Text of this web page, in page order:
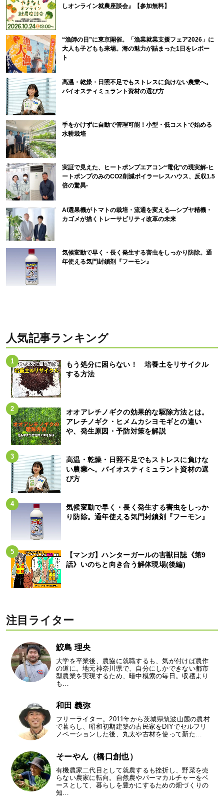
しオンライン就農座談会』【参加無料】
“漁師の日”に東京開催。「漁業就業支援フェア2026」に
大人も子どもも来場。海の魅力が詰まった1日をレポー
ト
高温・乾燥・日照不足でもストレスに負けない農業へ。
バイオスティミュラント資材の選び方
手をかけずに自動で管理可能！小型・低コストで始める
水耕栽培
実証で見えた、ヒートポンプエアコン“電化”の現実解-ヒ
ートポンプのみのCO2削減ボイラーレスハウス、反収1.5
倍の驚異-
AI選果機がトマトの栽培・流通を変える―シブヤ精機・
カゴメが描くトレーサビリティ改革の未来
気候変動で早く・長く発生する害虫をしっかり防除。通
年使える気門封鎖剤『フーモン』
人気記事ランキング
もう処分に困らない！ 培養土をリサイクル
する方法
オオアレチノギクの効果的な駆除方法とは。
アレチノギク・ヒメムカシヨモギとの違い
や、発生原因・予防対策を解説
高温・乾燥・日照不足でもストレスに負けな
い農業へ。バイオスティミュラント資材の選
び方
気候変動で早く・長く発生する害虫をしっか
り防除。通年使える気門封鎖剤『フーモン』
【マンガ】ハンターガールの害獣日誌《第9
話》いのちと向き合う解体現場(後編)
注目ライター
鮫島 理央
大学を卒業後、農協に就職するも、気が付けば農作
の道に。地元神奈川県で、自分にしかできない都市
型農業を実現するため、暗中模索の毎日。収穫より
も…
和田 義弥
フリーライター。2011年から茨城県筑波山麓の農村
で暮らし、昭和初期建築の古民家をDIYでセルフリ
ノベーションした後、丸太や古材を使って新た…
そーやん（橋口創也）
有機農家二代目として就農するも挫折し、野菜を売
らない農家に転向。自然農やパーマカルチャーをベ
ースとして、暮らしを豊かにするための畑づくりの
知…